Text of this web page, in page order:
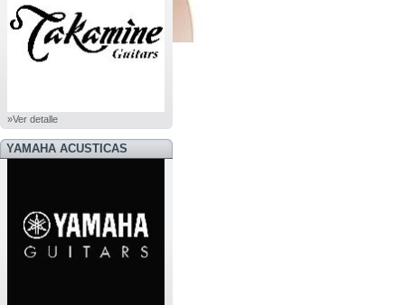
»Ver detalle
YAMAHA ACUSTICAS